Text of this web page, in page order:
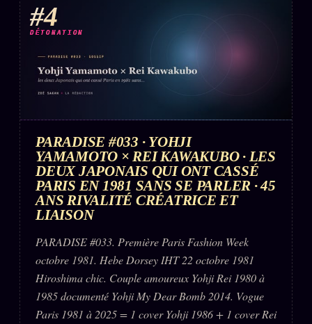
#4
DÉTONATION
PARADISE #033 · YOHJI
YAMAMOTO × REI KAWAKUBO · LES
DEUX JAPONAIS QUI ONT CASSÉ
PARIS EN 1981 SANS SE PARLER · 45
ANS RIVALITÉ CRÉATRICE ET
LIAISON
PARADISE #033. Première Paris Fashion Week
octobre 1981. Hebe Dorsey IHT 22 octobre 1981
Hiroshima chic. Couple amoureux Yohji Rei 1980 à
1985 documenté Yohji My Dear Bomb 2014. Vogue
Paris 1981 à 2025 = 1 cover Yohji 1986 + 1 cover Rei